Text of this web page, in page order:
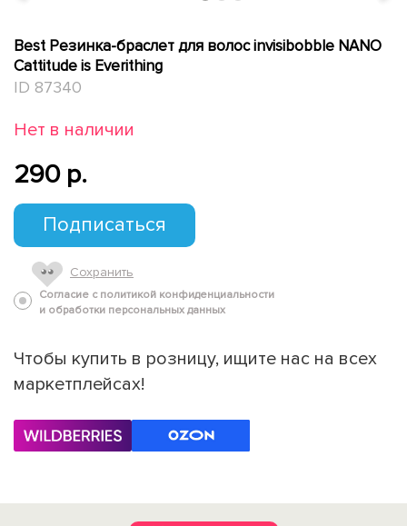
Best Резинка-браслет для волос invisibobble NANO
Cattitude is Everithing
ID 87340
Нет в наличии
290 p.
Подписаться
Сохранить
Согласие с политикой конфиденциальности
и обработки персональных данных
Чтобы купить в розницу, ищите нас на всех
маркетплейсах!